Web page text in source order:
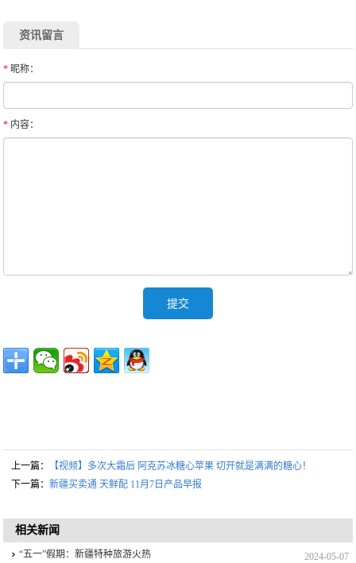
资讯留言
* 昵称：
* 内容：
上一篇：
【视频】多次大霜后 阿克苏冰糖心苹果 切开就是满满的糖心！
下一篇：新疆买卖通 天鲜配 11月7日产品早报
相关新闻
2024-05-07
“五一”假期：新疆特种旅游火热